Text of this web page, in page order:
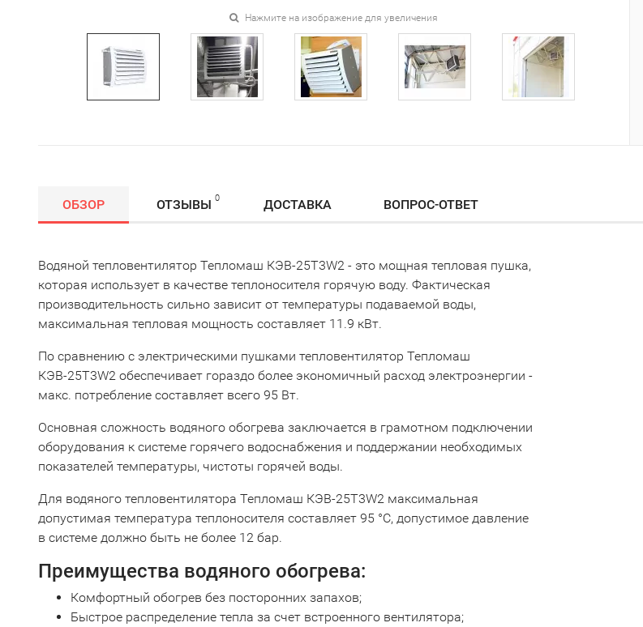
Нажмите на изображение для увеличения
ОБЗОР ОТЗЫВЫ 0 ДОСТАВКА ВОПРОС-ОТВЕТ
Водяной тепловентилятор Тепломаш КЭВ-25T3W2 - это мощная тепловая пушка,
которая использует в качестве теплоносителя горячую воду. Фактическая
производительность сильно зависит от температуры подаваемой воды,
максимальная тепловая мощность составляет 11.9 кВт.
По сравнению с электрическими пушками тепловентилятор Тепломаш
КЭВ-25T3W2 обеспечивает гораздо более экономичный расход электроэнергии -
макс. потребление составляет всего 95 Вт.
Основная сложность водяного обогрева заключается в грамотном подключении
оборудования к системе горячего водоснабжения и поддержании необходимых
показателей температуры, чистоты горячей воды.
Для водяного тепловентилятора Тепломаш КЭВ-25T3W2 максимальная
допустимая температура теплоносителя составляет 95 °C, допустимое давление
в системе должно быть не более 12 бар.
Преимущества водяного обогрева:
Комфортный обогрев без посторонних запахов;
Быстрое распределение тепла за счет встроенного вентилятора;